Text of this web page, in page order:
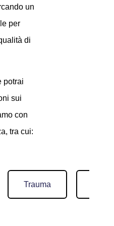
un
per
di
potrai
sui
con
tra cui:
Trauma